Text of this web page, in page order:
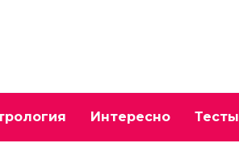
Интересно Тесты